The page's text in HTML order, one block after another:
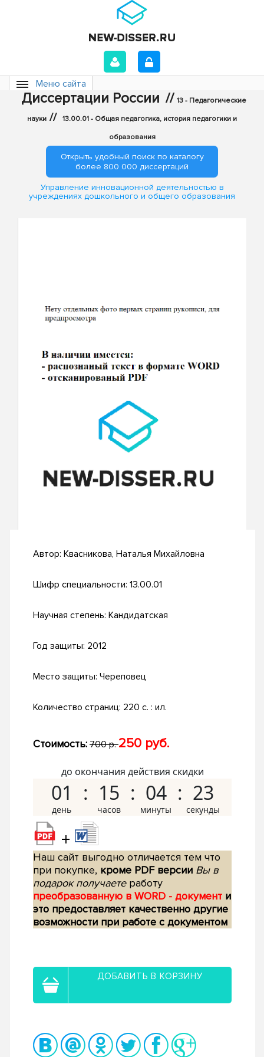
Меню сайта
Диссертации России // 13 - Педагогические
науки // 13.00.01 - Общая педагогика, история педагогики и
образования
Открыть удобный поиск по каталогу
более 800 000 диссертаций
Управление инновационной деятельностью в
учреждениях дошкольного и общего образования
Автор: Квасникова, Наталья Михайловна
Шифр специальности: 13.00.01
Научная степень: Кандидатская
Год защиты: 2012
Место защиты: Череповец
Количество страниц: 220 с. : ил.
Стоимость: 700 р.250 руб.
до окончания действия скидки
01 15 04 22
+
Наш сайт выгодно отличается тем что
при покупке, кроме PDF версии Вы в
подарок получаетеработу
преобразованную в WORD - документ и
это предоставляет качественно другие
возможности при работе с документом
ДОБАВИТЬ В КОРЗИНУ